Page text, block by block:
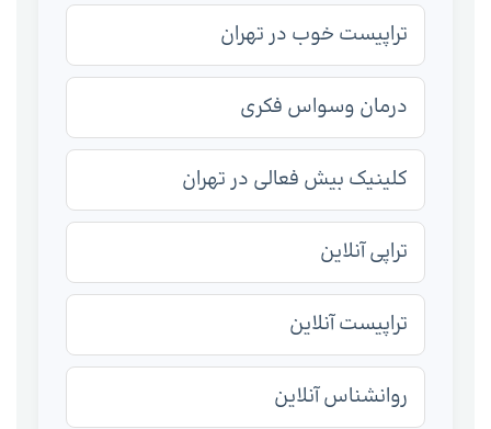
تراپیست خوب در تهران
درمان وسواس فکری
کلینیک بیش فعالی در تهران
تراپی آنلاین
تراپیست آنلاین
روانشناس آنلاین